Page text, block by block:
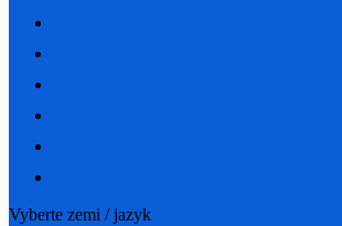
Vyberte zemi / jazyk